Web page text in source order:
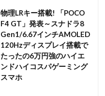
物理LRキー搭載! 「POCO
F4 GT」発表～スナドラ8
Gen1/6.67インチAMOLED
120Hzディスプレイ搭載で
たったの6万円強のハイエ
ンドハイコスパゲーミング
スマホ